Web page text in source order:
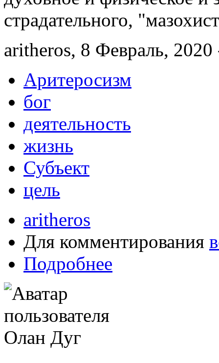
страдательного,
aritheros, 8 Февраль,
Аритеросизм
бог
деятельность
жизнь
Субъект
цель
aritheros
Для комментирования
Подробнее